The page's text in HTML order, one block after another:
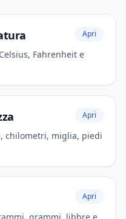
Apri
Fahrenheit e
Apri
chilometri, miglia, piedi
Apri